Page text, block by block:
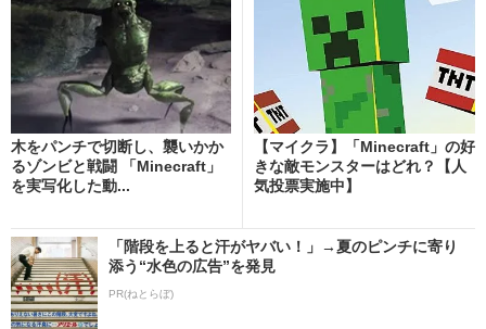
木をパンチで切断し、襲いかか
るゾンビと戦闘 「Minecraft」
を実写化した動...
【マイクラ】「Minecraft」の好
きな敵モンスターはどれ？【人
気投票実施中】
「階段を上ると汗がヤバい！」→夏のピンチに寄り
添う“水色の広告”を発見
PR(ねとらぼ)